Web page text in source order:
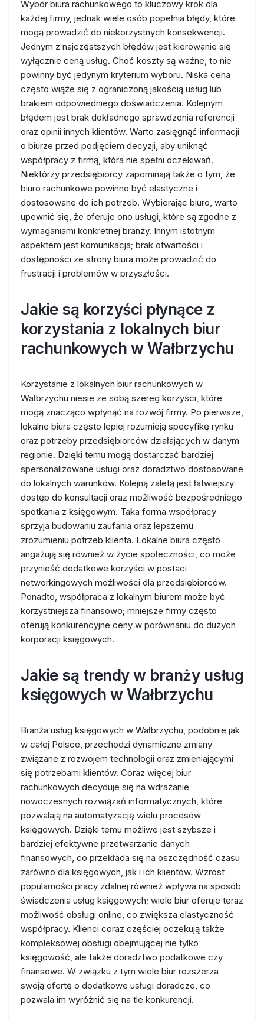
Wybór biura rachunkowego to kluczowy krok dla
każdej firmy, jednak wiele osób popełnia błędy, które
mogą prowadzić do niekorzystnych konsekwencji.
Jednym z najczęstszych błędów jest kierowanie się
wyłącznie ceną usług. Choć koszty są ważne, to nie
powinny być jedynym kryterium wyboru. Niska cena
często wiąże się z ograniczoną jakością usług lub
brakiem odpowiedniego doświadczenia. Kolejnym
błędem jest brak dokładnego sprawdzenia referencji
oraz opinii innych klientów. Warto zasięgnąć informacji
o biurze przed podjęciem decyzji, aby uniknąć
współpracy z firmą, która nie spełni oczekiwań.
Niektórzy przedsiębiorcy zapominają także o tym, że
biuro rachunkowe powinno być elastyczne i
dostosowane do ich potrzeb. Wybierając biuro, warto
upewnić się, że oferuje ono usługi, które są zgodne z
wymaganiami konkretnej branży. Innym istotnym
aspektem jest komunikacja; brak otwartości i
dostępności ze strony biura może prowadzić do
frustracji i problemów w przyszłości.
Jakie są korzyści płynące z
korzystania z lokalnych biur
rachunkowych w Wałbrzychu
Korzystanie z lokalnych biur rachunkowych w
Wałbrzychu niesie ze sobą szereg korzyści, które
mogą znacząco wpłynąć na rozwój firmy. Po pierwsze,
lokalne biura często lepiej rozumieją specyfikę rynku
oraz potrzeby przedsiębiorców działających w danym
regionie. Dzięki temu mogą dostarczać bardziej
spersonalizowane usługi oraz doradztwo dostosowane
do lokalnych warunków. Kolejną zaletą jest łatwiejszy
dostęp do konsultacji oraz możliwość bezpośredniego
spotkania z księgowym. Taka forma współpracy
sprzyja budowaniu zaufania oraz lepszemu
zrozumieniu potrzeb klienta. Lokalne biura często
angażują się również w życie społeczności, co może
przynieść dodatkowe korzyści w postaci
networkingowych możliwości dla przedsiębiorców.
Ponadto, współpraca z lokalnym biurem może być
korzystniejsza finansowo; mniejsze firmy często
oferują konkurencyjne ceny w porównaniu do dużych
korporacji księgowych.
Jakie są trendy w branży usług
księgowych w Wałbrzychu
Branża usług księgowych w Wałbrzychu, podobnie jak
w całej Polsce, przechodzi dynamiczne zmiany
związane z rozwojem technologii oraz zmieniającymi
się potrzebami klientów. Coraz więcej biur
rachunkowych decyduje się na wdrażanie
nowoczesnych rozwiązań informatycznych, które
pozwalają na automatyzację wielu procesów
księgowych. Dzięki temu możliwe jest szybsze i
bardziej efektywne przetwarzanie danych
finansowych, co przekłada się na oszczędność czasu
zarówno dla księgowych, jak i ich klientów. Wzrost
popularności pracy zdalnej również wpływa na sposób
świadczenia usług księgowych; wiele biur oferuje teraz
możliwość obsługi online, co zwiększa elastyczność
współpracy. Klienci coraz częściej oczekują także
kompleksowej obsługi obejmującej nie tylko
księgowość, ale także doradztwo podatkowe czy
finansowe. W związku z tym wiele biur rozszerza
swoją ofertę o dodatkowe usługi doradcze, co
pozwala im wyróżnić się na tle konkurencji.